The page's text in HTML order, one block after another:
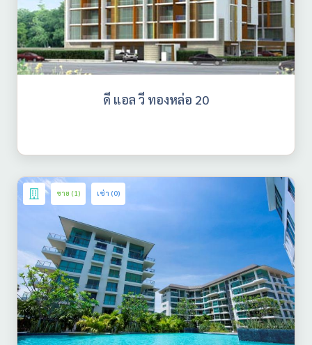
ดี แอล วี ทองหล่อ 20
ขาย (1) เช่า (0)